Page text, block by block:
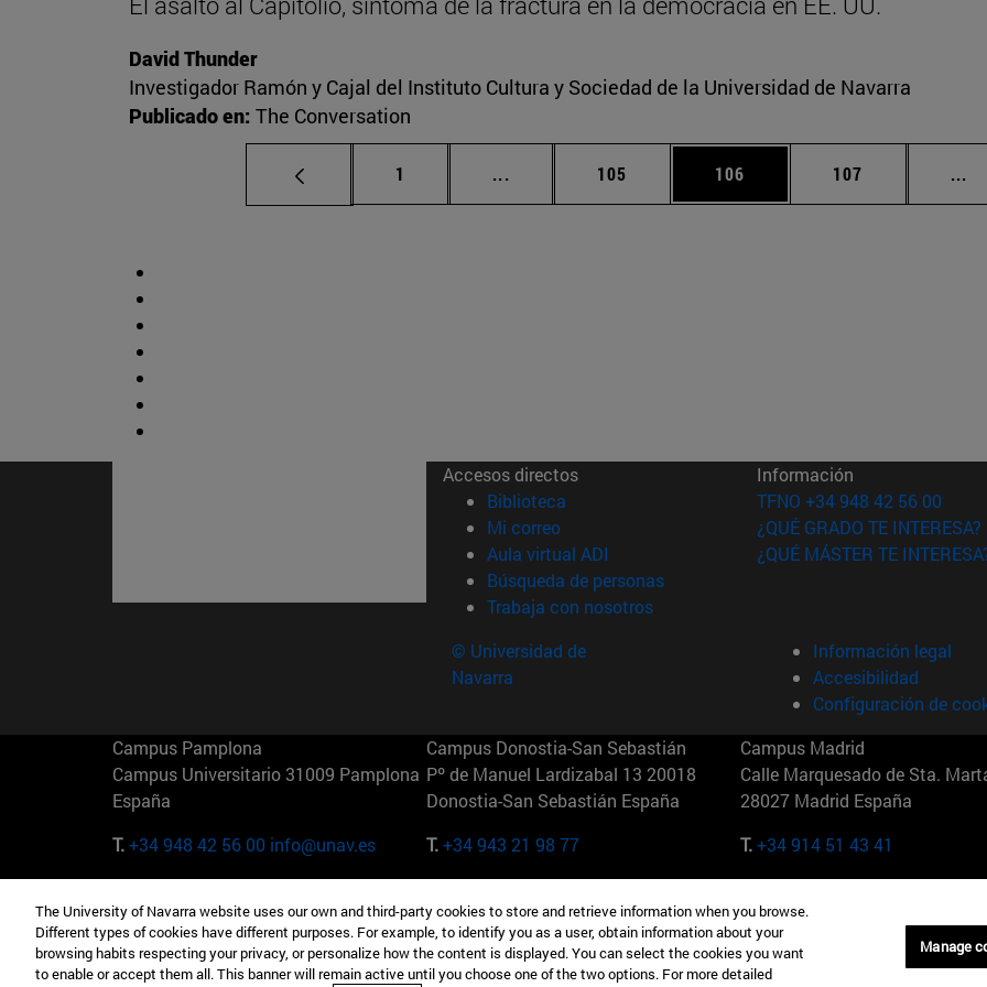
David Thunder
Investigador Ramón y Cajal del Instituto Cultura y Sociedad de la Universidad de Navarra
Publicado en: The Conversation
Página
1 ... Páginas intermedias Use TAB para desplazarse.
Página
105 Página
106 Página
107 ...
Accesos directos
Biblioteca (abre en nueva ventana)
Mi correo(abre en nueva ventana)
Aula virtual ADI (abre en nueva ventana)
Búsqueda de personas(abre en nueva ventana)
Trabaja con nosotros(abre en nueva ventana)
Información
TFNO +34 948 42 56 00
¿QUÉ GRADO TE INTERESA?
¿QUÉ MÁSTER TE
© Universidad de
Navarra
Información legal
Accesibilidad
Configuración de
Campus Pamplona
Campus Universitario 31009 Pamplona
España
T.+34 948 42 56 00 info@unav.es
Campus Donostia-San Sebastián
Pº de Manuel Lardizabal 13 20018
Donostia-San Sebastián España
T.+34 943 21 98 77
Campus Madrid
Calle Marquesado de Sta.
28027 Madrid España
T.+34 914 51 43 41
Camino del Cerro Águila 3 28023
Madrid España
165 W 57th St 10019-2201 Nueva York
EE.UU
Maria-Theresia-Straße 15 81675
Múnich Alemania
The University of Navarra website uses our own and third-party cookies to store and retrieve information when you browse.
Different types of cookies have different purposes. For example, to identify you as a user, obtain information about your
browsing habits respecting your privacy, or personalize how the content is displayed. You can select the cookies you want
to enable or accept them all. This banner will remain active until you choose one of the two options. For more detailed
Manage